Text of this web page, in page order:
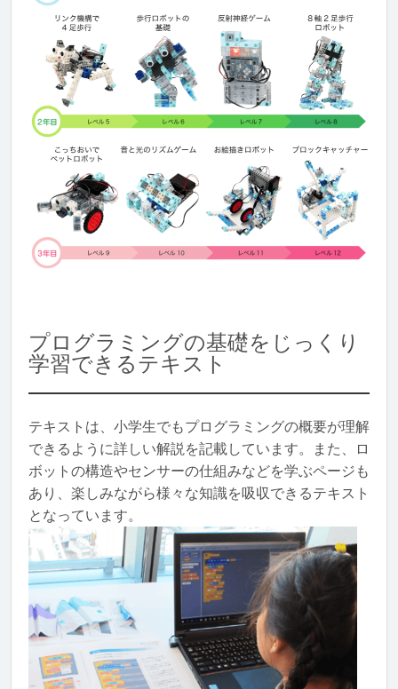
プログラミングの基礎をじっくり
学習できるテキスト
テキストは、小学生でもプログラミングの概要が理解
できるように詳しい解説を記載しています。また、ロ
ボットの構造やセンサーの仕組みなどを学ぶページも
あり、楽しみながら様々な知識を吸収できるテキスト
となっています。